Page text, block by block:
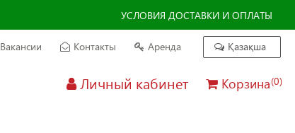
УСЛОВИЯ ДОСТАВКИ И ОПЛАТЫ
Личный кабинет Корзина(0)
Вакансии Контакты Аренда Қазақша